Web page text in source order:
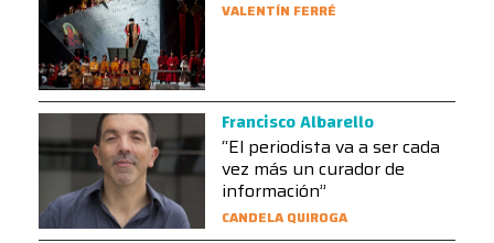
VALENTÍN FERRÉ
Francisco Albarello
“El periodista va a ser cada
vez más un curador de
información”
CANDELA QUIROGA